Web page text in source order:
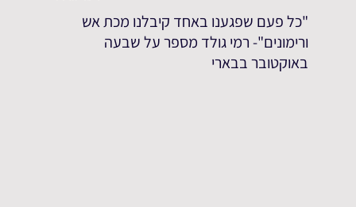
"כל פעם שפגענו באחד קיבלנו מכת אש
ורימונים"- רמי גולד מספר על שבעה
באוקטובר בבארי